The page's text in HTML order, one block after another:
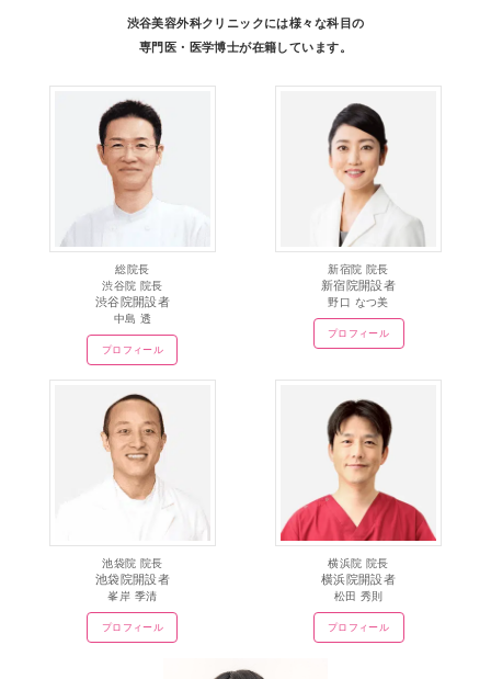
渋谷美容外科クリニックには様々な科目の
専門医・医学博士が在籍しています。
総院長
渋谷院 院長
渋谷院開設者
中島 透
プロフィール
新宿院 院長
新宿院開設者
野口 なつ美
プロフィール
池袋院 院長
池袋院開設者
峯岸 季清
プロフィール
横浜院 院長
横浜院開設者
松田 秀則
プロフィール